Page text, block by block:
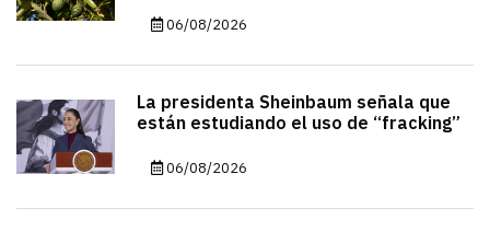
06/08/2026
La presidenta Sheinbaum señala que
están estudiando el uso de “fracking”
06/08/2026